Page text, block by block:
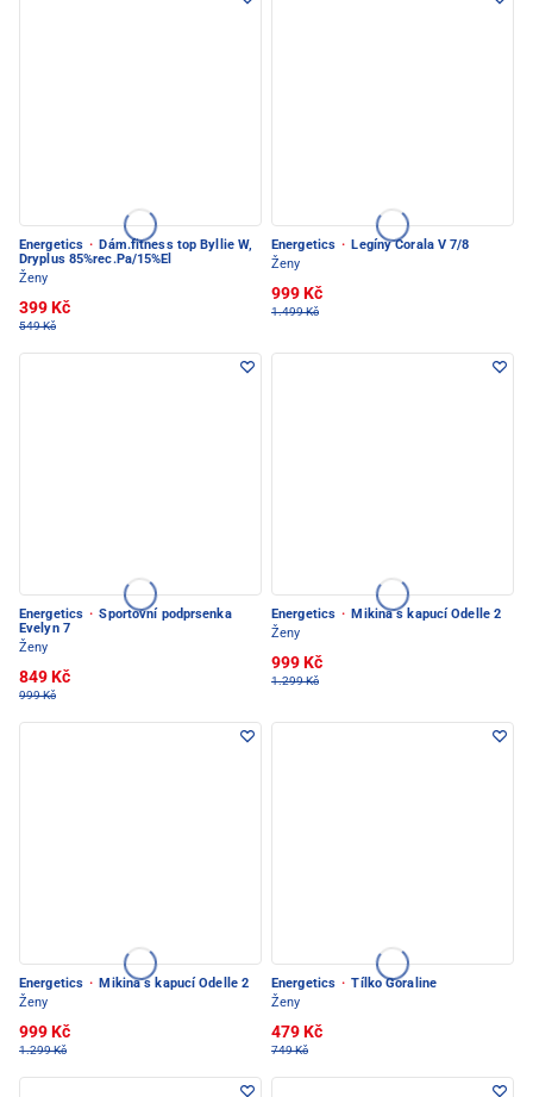
Energetics · Dám.fitness top Byllie W,
Dryplus 85%rec.Pa/15%El
Ženy
399 Kč
549 Kč
Energetics · Legíny Corala V 7/8
Ženy
999 Kč
1.499 Kč
Energetics · Sportovní podprsenka
Evelyn 7
Ženy
849 Kč
999 Kč
Energetics · Mikina s kapucí Odelle 2
Ženy
999 Kč
1.299 Kč
Energetics · Mikina s kapucí Odelle 2
Ženy
999 Kč
1.299 Kč
Energetics · Tílko Goraline
Ženy
479 Kč
749 Kč